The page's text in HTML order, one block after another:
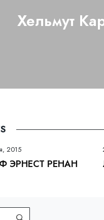
Хельмут
2015
ЭРНЕСТ РЕНАН